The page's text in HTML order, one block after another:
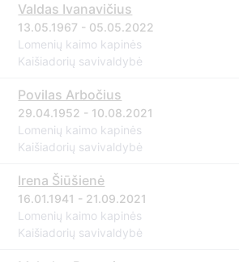
Valdas Ivanavičius
13.05.1967 - 05.05.2022
Lomenių kaimo kapinės
Kaišiadorių savivaldybė
Povilas Arbočius
29.04.1952 - 10.08.2021
Lomenių kaimo kapinės
Kaišiadorių savivaldybė
Irena Šiūšienė
16.01.1941 - 21.09.2021
Lomenių kaimo kapinės
Kaišiadorių savivaldybė